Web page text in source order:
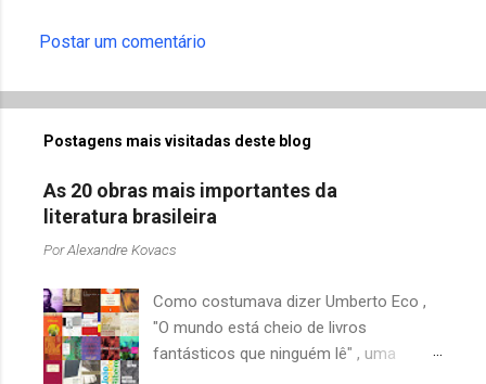
Postar um comentário
Postagens mais visitadas deste blog
As 20 obras mais importantes da
literatura brasileira
PorAlexandre Kovacs
Como costumava dizer Umberto Eco ,
"O mundo está cheio de livros
fantásticos que ninguém lê" , uma